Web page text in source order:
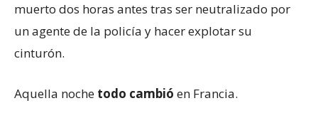
muerto dos horas antes tras ser neutralizado por
un agente de la policía y hacer explotar su
cinturón.
Aquella noche todo cambió en Francia.